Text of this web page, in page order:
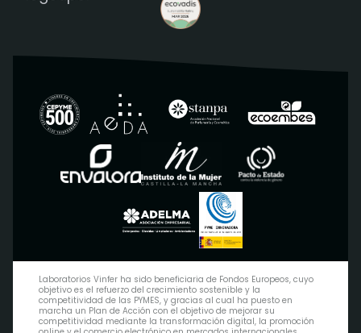
Laboratorios Vinfer ha sido beneficiaria de Fondos Europeos, cuyo
objetivo es el refuerzo del crecimiento sostenible y la
competitividad de las PYMES, y gracias al cual ha puesto en
marcha un Plan de Acción con el objetivo de mejorar su
competitividad mediante la transformación digital, la promoción